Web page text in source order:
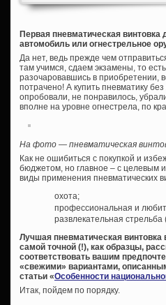
Первая пневматическая
автомобиль или огнестрельное
Да нет, ведь прежде чем
там учимся, сдаем экзамены, то
разочаровавшись в приобретении,
потрачено! А купить пневматику
опробовали, не понравилось,
вполне на уровне огнестрела, по
На фото — пневматическая
Как не ошибиться с покупкой и
бюджетом, но главное – с целевым
виды применения пневматических
охота;
профессиональная и
развлекательная стрельба
Лучшая пневматическая
самой точной (!), как образцы,
соответствовать вашим
«свежими» вариантами,
статьи «Особенности
Итак, пойдем по порядку.